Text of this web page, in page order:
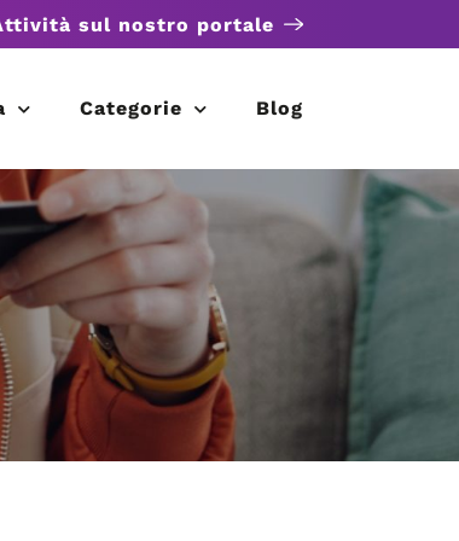
sul nostro portale
Categorie Blog